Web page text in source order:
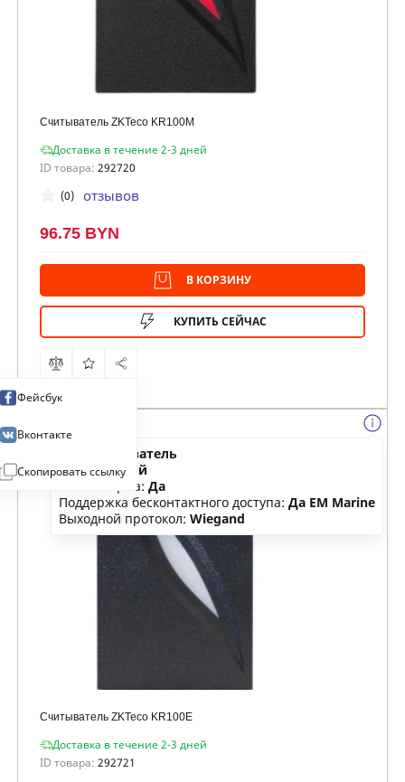
Считыватель ZKTeco KR100M
Доставка в течение 2-3 дней
ID товара: 292720
(0) отзывов
96.75 BYN
В КОРЗИНУ
КУПИТЬ СЕЙЧАС
Фейсбук
Вконтакте
Скопировать ссылку
Считыватель ZKTeco KR100E
Доставка в течение 2-3 дней
ID товара: 292721
считыватель
Цвет:черный
Влагозащита: Да
Поддержка бесконтактного доступа: Да EM Marine
Выходной протокол: Wiegand